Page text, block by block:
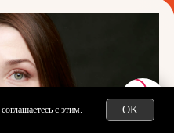
соглашаетесь с этим. OK